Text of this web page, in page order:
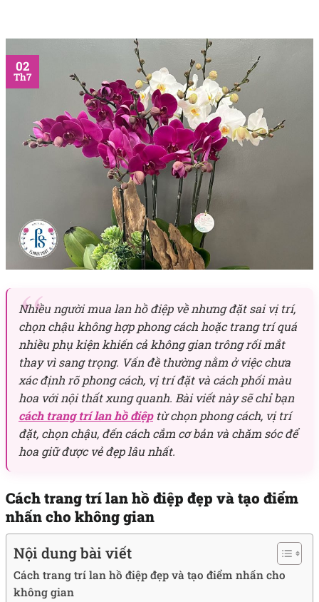
02
Th7
Nhiều người mua lan hồ điệp về nhưng đặt sai vị trí,
chọn chậu không hợp phong cách hoặc trang trí quá
nhiều phụ kiện khiến cả không gian trông rối mắt
thay vì sang trọng. Vấn đề thường nằm ở việc chưa
xác định rõ phong cách, vị trí đặt và cách phối màu
hoa với nội thất xung quanh. Bài viết này sẽ chỉ bạn
cách trang trí lan hồ điệptừ chọn phong cách, vị trí
đặt, chọn chậu, đến cách cắm cơ bản và chăm sóc để
hoa giữ được vẻ đẹp lâu nhất.
Cách trang trí lan hồ điệp đẹp và tạo điểm
nhấn cho không gian
Nội dung bài viết
Cách trang trí lan hồ điệp đẹp và tạo điểm nhấn cho
không gian